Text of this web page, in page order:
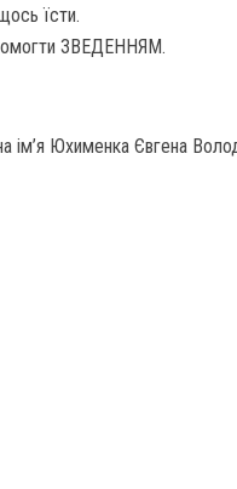
їсти.
ЗВЕДЕННЯМ.
ім’я Юхименка Євгена